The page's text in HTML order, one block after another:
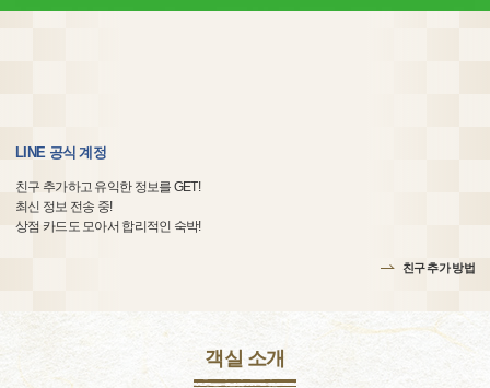
LINE 공식 계정
친구 추가하고 유익한 정보를 GET!
최신 정보 전송 중!
상점 카드도 모아서 합리적인 숙박!
친구 추가 방법
객실 소개